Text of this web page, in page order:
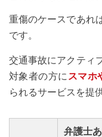
重傷のケースであれ
です。
交通事故にアクティ
対象者の方に スマホ
られるサービスを提
弁護士